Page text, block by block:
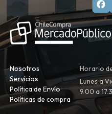
Nosotros
Servicios
Política de Envío
Políticas de compra
Horario
Lunes a
9.00 a